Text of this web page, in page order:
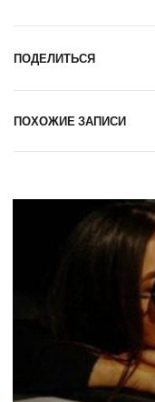
ПОДЕЛИТЬСЯ
ПОХОЖИЕ ЗАПИСИ